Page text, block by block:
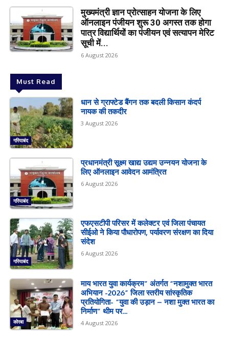
मुख्यमंत्री ज्ञान प्रोत्साहन योजना के लिए
ऑनलाइन पंजीयन शुरू 30 अगस्त तक होगा
पात्र विद्यार्थियों का पंजीयन एवं सत्यापन मेरिट
सूची में...
6 August 2026
Must Read
गरियाबंद
धान से ग्राफ्टेड बैंगन तक बदली किसान कंदर्प
नायक की तकदीर
3 August 2026
गरियाबंद
प्रधानमंत्री सूक्ष्म खाद्य उद्यम उन्नयन योजना के
लिए ऑनलाइन आवेदन आमंत्रित
6 August 2026
गरियाबंद
एफएसटीपी परिसर में कलेक्टर एवं जिला पंचायत
सीईओ ने किया पौधारोपण, पर्यावरण संरक्षण का दिया
संदेश
6 August 2026
कोरबा
माय भारत युवा कार्यक्रम” अंतर्गत “नशामुक्त भारत
अभियान -2026” जिला स्तरीय सांस्कृतिक
प्रतियोगिता- “युवा की उड़ान – नशा मुक्त भारत का
निर्माण” थीम पर...
4 August 2026